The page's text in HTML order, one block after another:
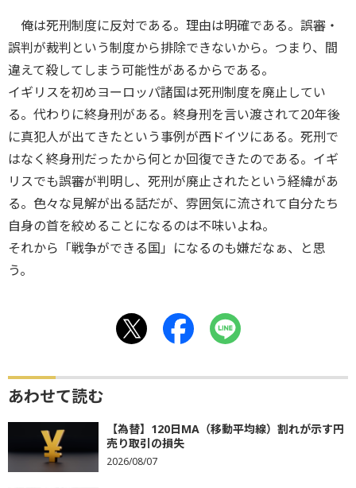
俺は死刑制度に反対である。理由は明確である。誤審・
誤判が裁判という制度から排除できないから。つまり、間
違えて殺してしまう可能性があるからである。
イギリスを初めヨーロッパ諸国は死刑制度を廃止してい
る。代わりに終身刑がある。終身刑を言い渡されて20年後
に真犯人が出てきたという事例が西ドイツにある。死刑で
はなく終身刑だったから何とか回復できたのである。イギ
リスでも誤審が判明し、死刑が廃止されたという経緯があ
る。色々な見解が出る話だが、雰囲気に流されて自分たち
自身の首を絞めることになるのは不味いよね。
それから「戦争ができる国」になるのも嫌だなぁ、と思
う。
あわせて読む
【為替】120日MA（移動平均線）割れが示す円
売り取引の損失
2026/08/07